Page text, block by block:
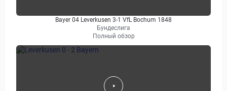
Bayer 04 Leverkusen 3-1 VfL Bochum 1848
Бундеслига
Полный обзор